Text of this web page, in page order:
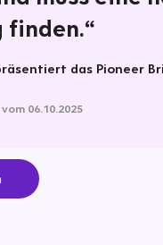
finden.“
das Pioneer
vom 06.10.2025